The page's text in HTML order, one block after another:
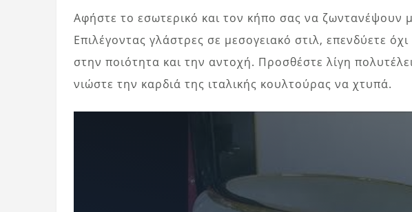
Αφήστε το εσωτερικό και τον κήπο σας να ζωντανέψουν
Επιλέγοντας γλάστρες σε μεσογειακό στιλ, επενδύετε
στην ποιότητα και την αντοχή. Προσθέστε λίγη
νιώστε την καρδιά της ιταλικής κουλτούρας να χτυπά.